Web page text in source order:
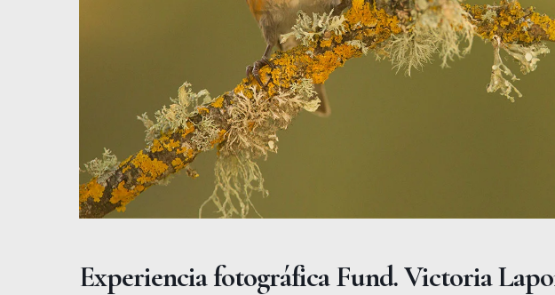
Experiencia fotográfica Fund. Victoria